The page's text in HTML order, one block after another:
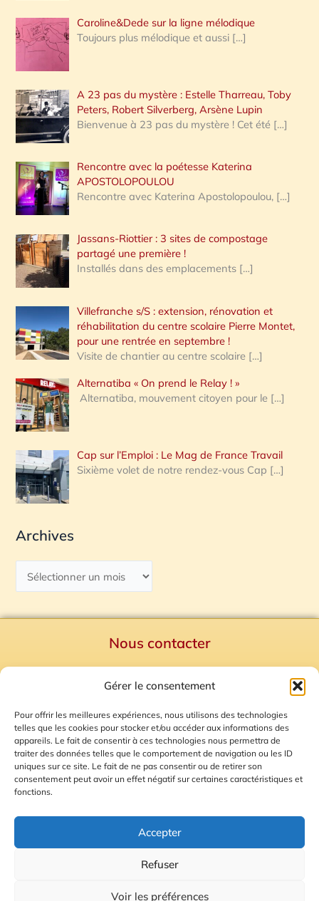
Gérer le consentement
Pour offrir les meilleures expériences, nous utilisons des technologies
telles que les cookies pour stocker et/ou accéder aux informations des
appareils. Le fait de consentir à ces technologies nous permettra de
traiter des données telles que le comportement de navigation ou les ID
uniques sur ce site. Le fait de ne pas consentir ou de retirer son
consentement peut avoir un effet négatif sur certaines caractéristiques et
fonctions.
Accepter
Refuser
Voir les préférences
Caroline&Dede sur la ligne mélodique
Toujours plus mélodique et aussi […]
A 23 pas du mystère : Estelle Tharreau, Toby
Peters, Robert Silverberg, Arsène Lupin
Bienvenue à 23 pas du mystère ! Cet été […]
Rencontre avec la poétesse Katerina
APOSTOLOPOULOU
Rencontre avec Katerina Apostolopoulou, […]
Jassans-Riottier : 3 sites de compostage
partagé une première !
Installés dans des emplacements […]
Villefranche s/S : extension, rénovation et
réhabilitation du centre scolaire Pierre Montet,
pour une rentrée en septembre !
Visite de chantier au centre scolaire […]
Alternatiba « On prend le Relay ! »
Alternatiba, mouvement citoyen pour le […]
Cap sur l’Emploi : Le Mag de France Travail
Sixième volet de notre rendez-vous Cap […]
Archives
Nous contacter
Mentions Légales
Plan du site
Gestion des Cookies
© 2026 Radio Calade